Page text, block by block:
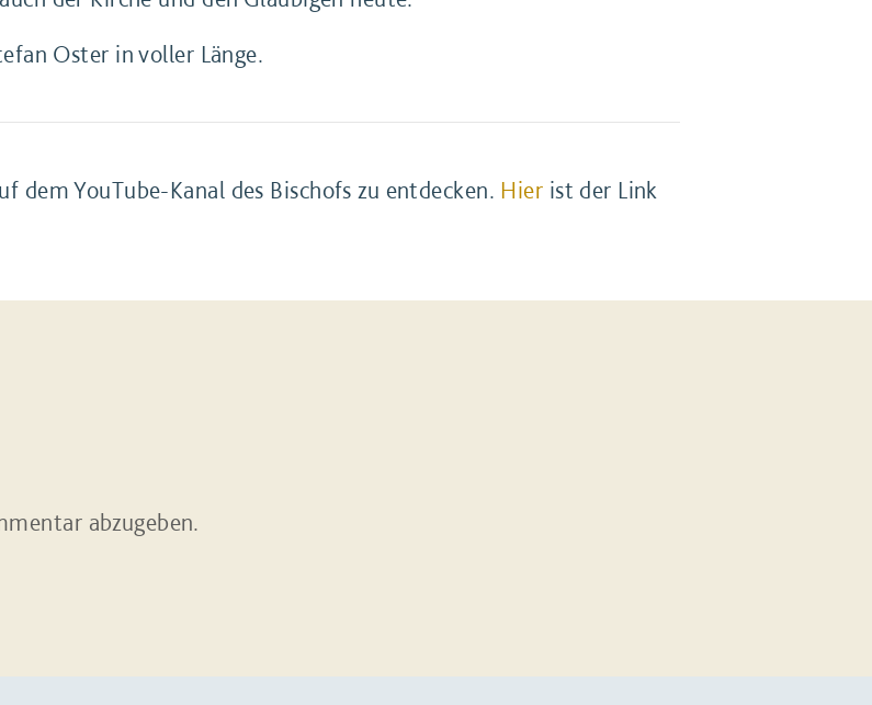
Oster in voller Länge.
dem YouTube-Kanal des Bischofs zu entdecken. Hier ist der Link
abzugeben.